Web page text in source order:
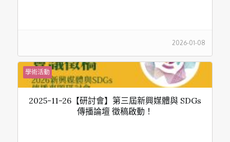
2026-01-08
學術活動
2025-11-26【研討會】第三屆新興媒體與 SDGs
傳播論壇 徵稿啟動！